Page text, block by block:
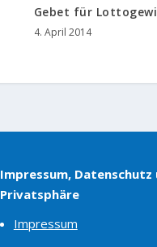
Gebet für
4. April 2014
Impressum, Datenschutz
Privatsphäre
Impressum